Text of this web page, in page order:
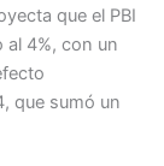
que el PBI
al 4%, con un
que sumó un